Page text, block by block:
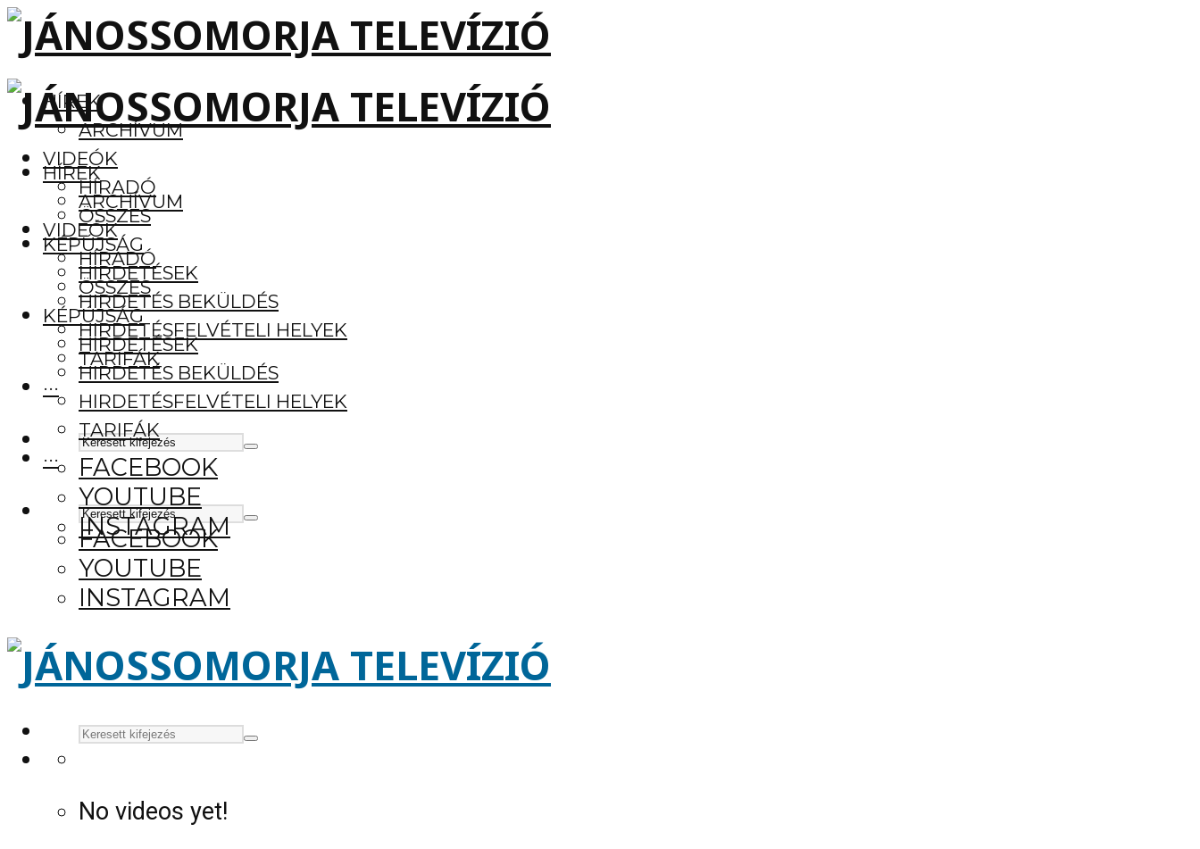
HÍREK
ARCHÍVUM
VIDEÓK
HÍRADÓ
ÖSSZES
KÉPÚJSÁG
HIRDETÉSEK
HIRDETÉS BEKÜLDÉS
HIRDETÉSFELVÉTELI HELYEK
TARIFÁK
···
FACEBOOK
YOUTUBE
INSTAGRAM
HÍREK
ARCHÍVUM
VIDEÓK
HÍRADÓ
ÖSSZES
KÉPÚJSÁG
HIRDETÉSEK
HIRDETÉS BEKÜLDÉS
HIRDETÉSFELVÉTELI HELYEK
TARIFÁK
···
FACEBOOK
YOUTUBE
INSTAGRAM
No videos yet!